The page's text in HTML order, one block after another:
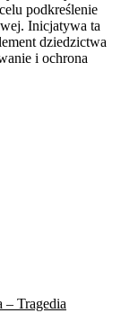
podkreślenie
Inicjatywa ta
dziedzictwa
i ochrona
– Tragedia